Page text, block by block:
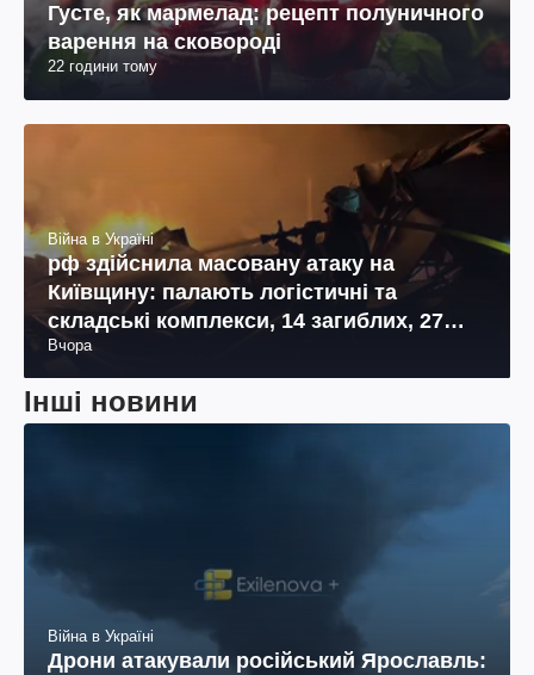
Густе, як мармелад: рецепт полуничного
варення на сковороді
22 години тому
Війна в Україні
рф здійснила масовану атаку на
Київщину: палають логістичні та
складські комплекси, 14 загиблих, 27
поранених (фото, відео)
Вчора
Інші новини
Війна в Україні
Дрони атакували російський Ярославль: